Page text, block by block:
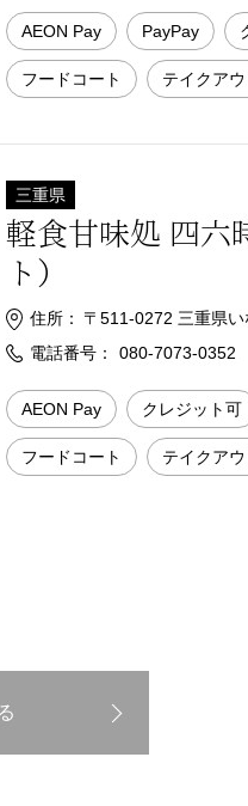
AEON Pay PayPay
フードコート テイクアウ
三重県
軽食甘味処 四六
ト）
住所：
〒511-0272 三重県
電話番号：
080-7073-0352
AEON Pay クレジット可
フードコート テイクアウ